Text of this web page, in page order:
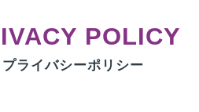
POLICY
プライバシーポリシー